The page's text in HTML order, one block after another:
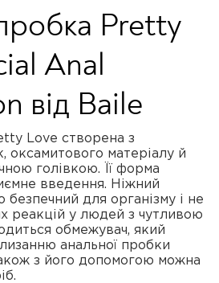
Pretty
Anal
від Baile
Love створена з
оксамитового матеріалу й
голівкою. Її форма
введення. Ніжний
безпечний для організму і не
реакцій у людей з чутливою
обмежувач, який
анальної пробки
з його допомогою можна